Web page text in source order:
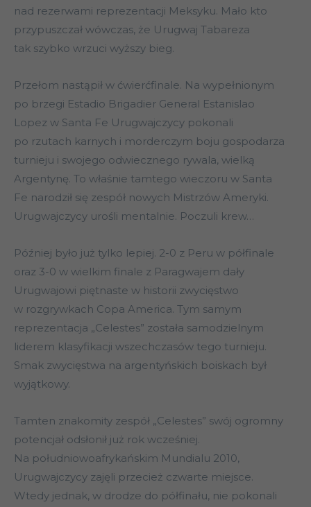
nad rezerwami reprezentacji Meksyku. Mało kto
przypuszczał wówczas, że Urugwaj Tabareza
tak szybko wrzuci wyższy bieg.
Przełom nastąpił w ćwierćfinale. Na wypełnionym
po brzegi Estadio Brigadier General Estanislao
Lopez w Santa Fe Urugwajczycy pokonali
po rzutach karnych i morderczym boju gospodarza
turnieju i swojego odwiecznego rywala, wielką
Argentynę. To właśnie tamtego wieczoru w Santa
Fe narodził się zespół nowych Mistrzów Ameryki.
Urugwajczycy urośli mentalnie. Poczuli krew…
Później było już tylko lepiej. 2-0 z Peru w półfinale
oraz 3-0 w wielkim finale z Paragwajem dały
Urugwajowi piętnaste w historii zwycięstwo
w rozgrywkach Copa America. Tym samym
reprezentacja „Celestes” została samodzielnym
liderem klasyfikacji wszechczasów tego turnieju.
Smak zwycięstwa na argentyńskich boiskach był
wyjątkowy.
Tamten znakomity zespół „Celestes” swój ogromny
potencjał odsłonił już rok wcześniej.
Na południowoafrykańskim Mundialu 2010,
Urugwajczycy zajęli przecież czwarte miejsce.
Wtedy jednak, w drodze do półfinału, nie pokonali